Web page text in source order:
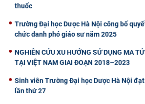
thuốc
Trường Đại học Dược Hà Nội công bố
chức danh phó giáo sư năm 2025
NGHIÊN CỨU XU HƯỚNG SỬ DỤNG MA
TẠI VIỆT NAM GIAI ĐOẠN 2018–2023
Sinh viên Trường Đại học Dược Hà Nội
lần thứ 27